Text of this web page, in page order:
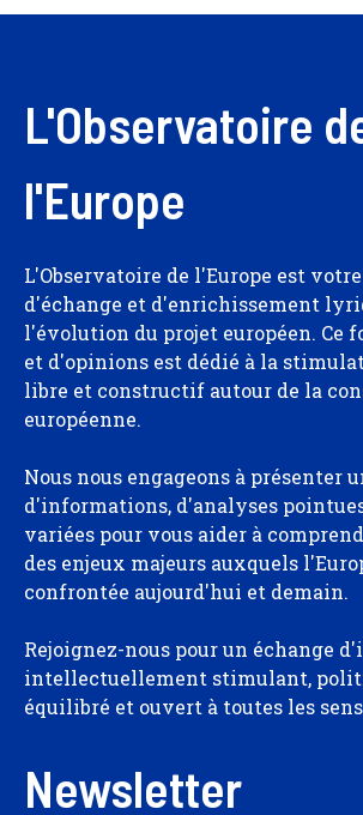
L'Observatoire
l'Europe
L'Observatoire de l'Europe est votre
d'échange et d'enrichissement
l'évolution du projet européen. Ce
et d'opinions est dédié à la
libre et constructif autour de la
européenne.
Nous nous engageons à présenter
d'informations, d'analyses
variées pour vous aider à
des enjeux majeurs auxquels
confrontée aujourd'hui et demain.
Rejoignez-nous pour un échange
intellectuellement stimulant,
équilibré et ouvert à toutes les
Newsletter